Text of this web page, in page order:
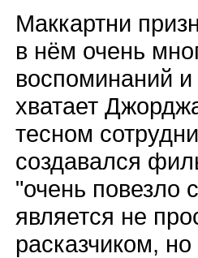
Маккартни
в нём очень
воспоминаний
хватает
тесном
создавался
"очень повезло
является не
расказчиком,